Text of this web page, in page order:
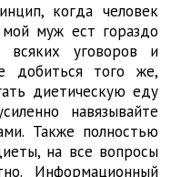
когда человек
муж ест гораздо
уговоров и
добиться того же,
диетическую еду
навязывайте
Также полностью
на все вопросы
Информационный